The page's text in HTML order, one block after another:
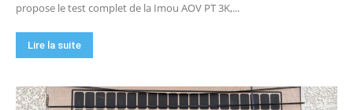
propose le test complet de la Imou AOV PT 3K,...
Lire la suite